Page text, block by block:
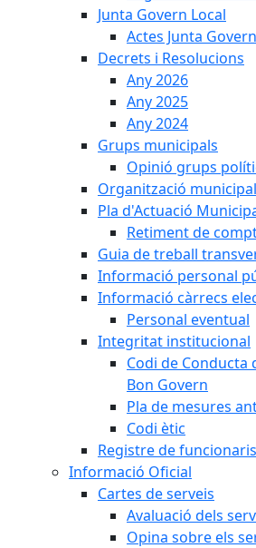
Junta Govern Local
Actes Junta
Decrets i Resolucions
Any 2026
Any 2025
Any 2024
Grups municipals
Opinió grups
Organització municipal
Pla d'Actuació
Retiment de
Guia de treball
Informació personal
Informació càrrecs
Personal eventual
Integritat institucional
Codi de Conducta
Bon Govern
Pla de mesures
Codi ètic
Registre de
Informació Oficial
Cartes de serveis
Avaluació dels
Opina sobre els